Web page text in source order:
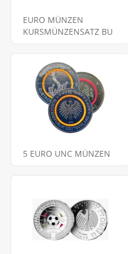
EURO MÜNZEN
KURSMÜNZENSATZ BU
5 EURO UNC MÜNZEN